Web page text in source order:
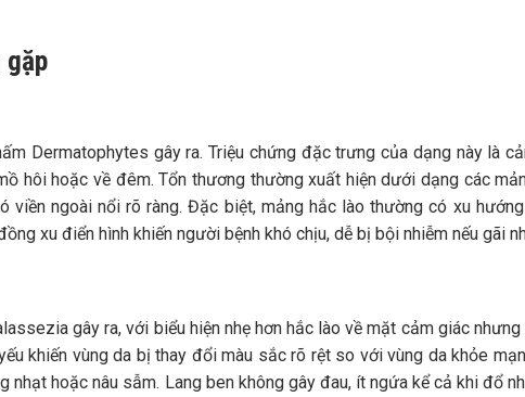
gặp
Dermatophytes gây ra. Triệu chứng đặc trưng của dạng này là
hôi hoặc về đêm. Tổn thương thường xuất hiện dưới dạng các
viền ngoài nổi rõ ràng. Đặc biệt, mảng hắc lào thường có xu
xu điển hình khiến người bệnh khó chịu, dễ bị bội nhiễm nếu gãi
gây ra, với biểu hiện nhẹ hơn hắc lào về mặt cảm giác
khiến vùng da bị thay đổi màu sắc rõ rệt so với vùng da khỏe
nhạt hoặc nâu sẫm. Lang ben không gây đau, ít ngứa kể cả khi đổ